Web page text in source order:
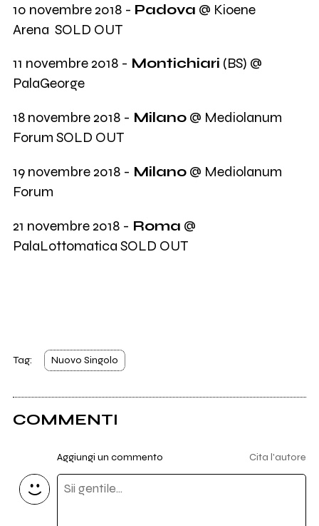
10 novembre 2018 - Padova @ Kioene
Arena SOLD OUT
11 novembre 2018 - Montichiari (BS) @
PalaGeorge
18 novembre 2018 - Milano@ Mediolanum
Forum SOLD OUT
19 novembre 2018 - Milano@ Mediolanum
Forum
21 novembre 2018 - Roma @
PalaLottomatica SOLD OUT
Tag: Nuovo Singolo
COMMENTI
Aggiungi un commento Cita l'autore